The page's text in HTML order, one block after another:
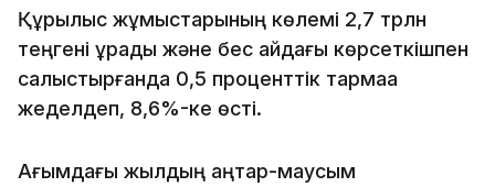
Құрылыс жұмыстарының көлемі 2,7 трлн
теңгені құрады және бес айдағы көрсеткішпен
салыстырғанда 0,5 проценттік тармаққа
жеделдеп, 8,6%-ке өсті.
Ағымдағы жылдың қаңтар-маусым